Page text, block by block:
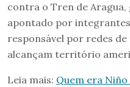
contra o Tren de
apontado por
responsável por redes
alcançam território
Leia mais: Quem era